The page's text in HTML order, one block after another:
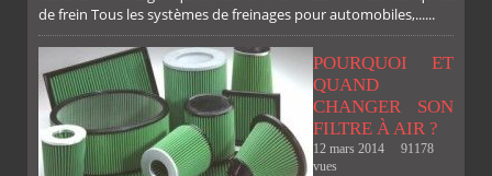
de frein Tous les systèmes de freinages pour automobiles,......
POURQUOI ET
QUAND
CHANGER SON
FILTRE À AIR ?
12 mars 2014
91178
vues